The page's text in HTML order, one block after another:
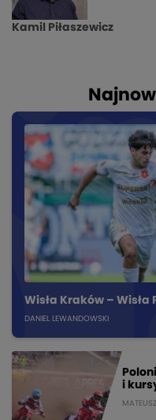
Kamil Piłaszewicz
Wisła Kraków – Wisła
DANIEL LEWANDOWSKI
i